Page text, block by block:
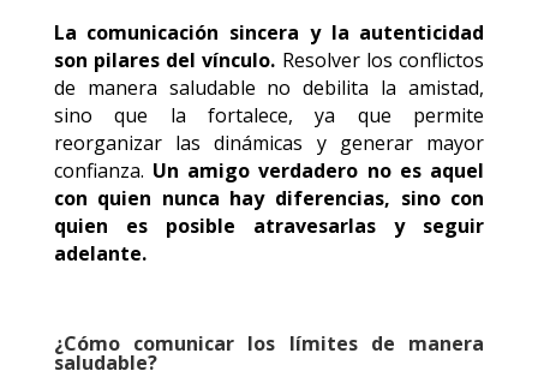
La comunicación sincera y la autenticidad
son pilares del vínculo. Resolver los conflictos
de manera saludable no debilita la amistad,
sino que la fortalece, ya que permite
reorganizar las dinámicas y generar mayor
confianza. Un amigo verdadero no es aquel
con quien nunca hay diferencias, sino con
quien es posible atravesarlas y seguir
adelante.
¿Cómo comunicar los límites de manera
saludable?